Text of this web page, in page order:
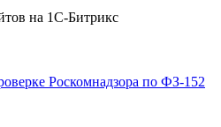
на 1С-Битрикс
Роскомнадзора по ФЗ-152